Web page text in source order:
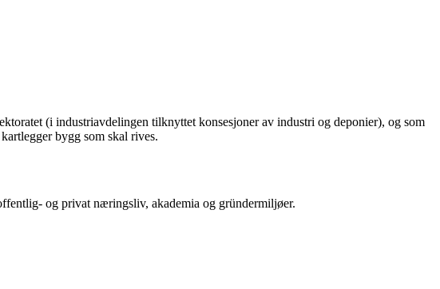
(i industriavdelingen tilknyttet konsesjoner av industri og deponier), og som
bygg som skal rives.
og privat næringsliv, akademia og gründermiljøer.